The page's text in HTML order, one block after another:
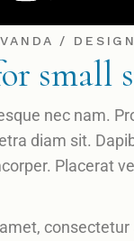
VANDA
small
nec nam.
diam sit.
Placerat